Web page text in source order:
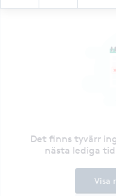
Det finns tyvärr
nästa lediga
Visa